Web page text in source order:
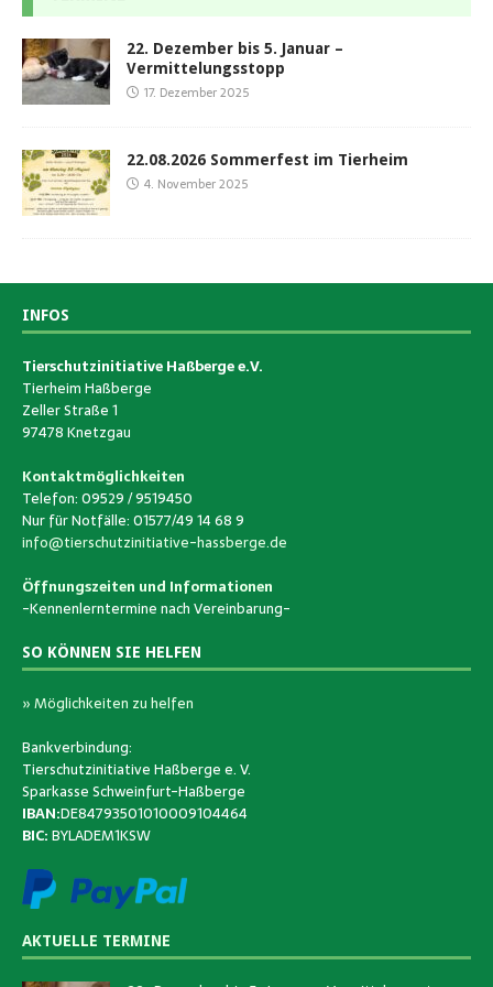
22. Dezember bis 5. Januar –
Vermittelungsstopp
17. Dezember 2025
22.08.2026 Sommerfest im Tierheim
4. November 2025
INFOS
Tierschutzinitiative Haßberge e.V.
Tierheim Haßberge
Zeller Straße 1
97478 Knetzgau
Kontaktmöglichkeiten
Telefon: 09529 / 9519450
Nur für Notfälle: 01577/49 14 68 9
info@tierschutzinitiative-hassberge.de
Öffnungszeiten und Informationen
-Kennenlerntermine nach Vereinbarung-
SO KÖNNEN SIE HELFEN
» Möglichkeiten zu helfen
Bankverbindung:
Tierschutzinitiative Haßberge e. V.
Sparkasse Schweinfurt-Haßberge
IBAN:DE84793501010009104464
BIC:BYLADEM1KSW
AKTUELLE TERMINE